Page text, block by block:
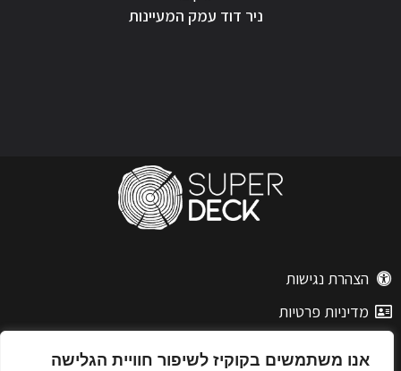
אנו משתמשים בקוקיז לשיפור חוויית הגלישה
ניר דוד עמק המעיינות
הצהרת נגישות
מדיניות פרטיות